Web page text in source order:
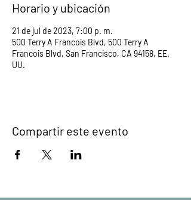
Horario y ubicación
21 de jul de 2023, 7:00 p. m.
500 Terry A Francois Blvd, 500 Terry A
Francois Blvd, San Francisco, CA 94158, EE.
UU.
Compartir este evento